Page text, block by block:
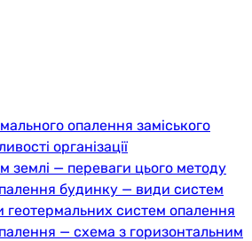
опалення заміського
організації
землі — переваги цього методу
будинку — види систем
систем опалення
— схема з горизонтальним